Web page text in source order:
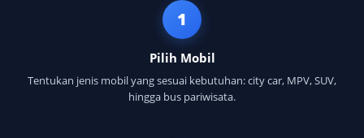
1
Pilih Mobil
Tentukan jenis mobil yang sesuai kebutuhan: city car, MPV, SUV,
hingga bus pariwisata.